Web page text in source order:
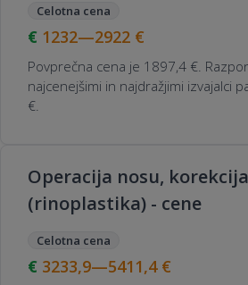
Celotna cena
1232—2922 €
Povprečna cena je 1897,4 €.
najcenejšimi in najdražjimi izvajalci
€.
Operacija nosu,
(rinoplastika) - cene
Celotna cena
3233,9—5411,4 €